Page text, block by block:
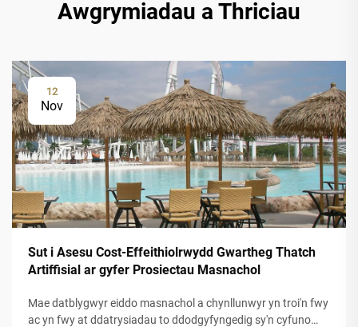
Awgrymiadau a Thriciau
12
Nov
Sut i Asesu Cost-Effeithiolrwydd Gwartheg Thatch
Artiffisial ar gyfer Prosiectau Masnachol
Mae datblygwyr eiddo masnachol a chynllunwyr yn troi'n fwy
ac yn fwy at ddatrysiadau to ddodgyfyngedig sy'n cyfuno